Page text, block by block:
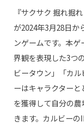
『サクサク 掘れ掘
が2024年3月28日か
ンゲームです。本
界観を表現した3つ
ビータウン」「カ
ーはキャラクター
を獲得して自分の
きます。カルビー